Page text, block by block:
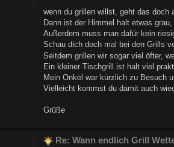
a
wenn du grillen willst, geht das doch
Dann ist der Himmel halt etwas
Außerdem muss man dafür kein
Schau dich doch mal bei den Grills
Seitdem grillen wir sogar viel öfter,
Ein kleiner Tischgrill ist halt viel
Mein Onkel war kürzlich zu Besuch
Vielleicht kommst du damit auch
Grüße
Re: Wann endlich Grill